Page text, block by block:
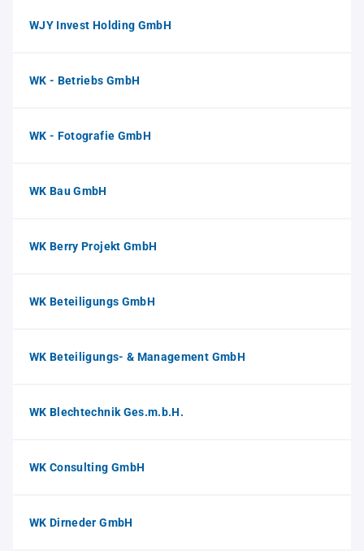
WJY Invest Holding GmbH
WK - Betriebs GmbH
WK - Fotografie GmbH
WK Bau GmbH
WK Berry Projekt GmbH
WK Beteiligungs GmbH
WK Beteiligungs- & Management GmbH
WK Blechtechnik Ges.m.b.H.
WK Consulting GmbH
WK Dirneder GmbH